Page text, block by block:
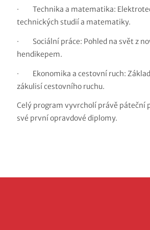
· Technika a matematika:
technických studií a matematiky.
· Sociální práce: Pohled na svět z
hendikepem.
· Ekonomika a cestovní ruch:
zákulisí cestovního ruchu.
Celý program vyvrcholí právě páteční
své první opravdové diplomy.